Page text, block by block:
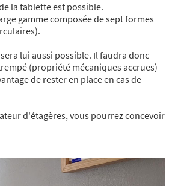
la tablette est possible.
gamme composée de sept formes
lui aussi possible. Il faudra donc
(propriété mécaniques accrues)
de rester en place en cas de
d'étagères, vous pourrez concevoir